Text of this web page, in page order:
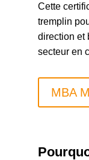
Cette
tremplin
direction et
secteur en
MBA